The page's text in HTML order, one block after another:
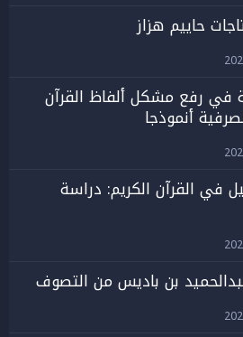
حاييم هزاز
في رفع مشكل ألفاظ القرآن
أنموذجا
في القرآن الكريم: دراسة
بن باديس من التصوف